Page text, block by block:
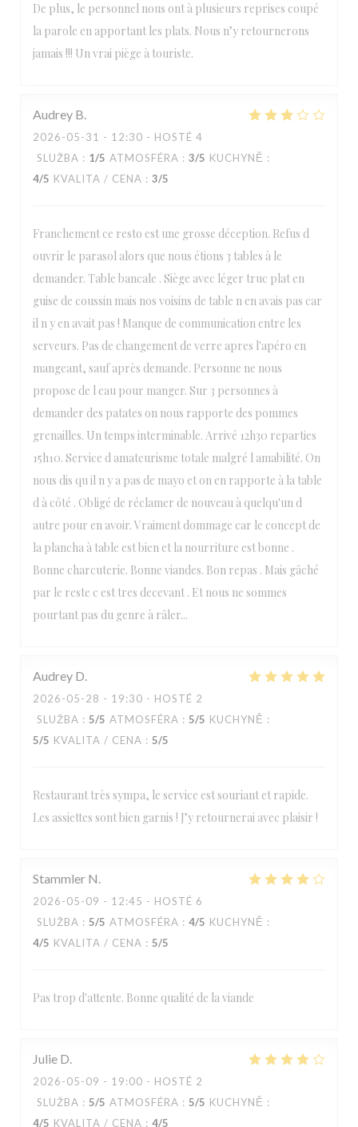
De plus, le personnel nous ont à plusieurs reprises coupé
la parole en apportant les plats. Nous n’y retournerons
jamais !!! Un vrai piège à touriste.
Audrey B
2026-05-31 - 12:30 - HOSTÉ 4
SLUŽBA : 1/5 ATMOSFÉRA : 3/5 KUCHYNĚ :
4/5 KVALITA / CENA : 3/5
Franchement ce resto est une grosse déception. Refus d
ouvrir le parasol alors que nous étions 3 tables à le
demander. Table bancale . Siège avec léger truc plat en
guise de coussin mais nos voisins de table n en avais pas car
il n y en avait pas ! Manque de communication entre les
serveurs. Pas de changement de verre apres l'apéro en
mangeant, sauf après demande. Personne ne nous
propose de l eau pour manger. Sur 3 personnes à
demander des patates on nous rapporte des pommes
grenailles. Un temps interminable. Arrivé 12h30 reparties
15h10. Service d amateurisme totale malgré l amabilité. On
nous dis qu il n y a pas de mayo et on en rapporte à la table
d à côté . Obligé de réclamer de nouveau à quelqu'un d
autre pour en avoir. Vraiment dommage car le concept de
la plancha à table est bien et la nourriture est bonne .
Bonne charcuterie. Bonne viandes. Bon repas . Mais gâché
par le reste c est tres decevant . Et nous ne sommes
pourtant pas du genre à râler...
Audrey D
2026-05-28 - 19:30 - HOSTÉ 2
SLUŽBA : 5/5 ATMOSFÉRA : 5/5 KUCHYNĚ :
5/5 KVALITA / CENA : 5/5
Restaurant très sympa, le service est souriant et rapide.
Les assiettes sont bien garnis ! J’y retournerai avec plaisir !
Stammler N
2026-05-09 - 12:45 - HOSTÉ 6
SLUŽBA : 5/5 ATMOSFÉRA : 4/5 KUCHYNĚ :
4/5 KVALITA / CENA : 5/5
Pas trop d'attente. Bonne qualité de la viande
Julie D
2026-05-09 - 19:00 - HOSTÉ 2
SLUŽBA : 5/5 ATMOSFÉRA : 5/5 KUCHYNĚ :
4/5 KVALITA / CENA : 4/5